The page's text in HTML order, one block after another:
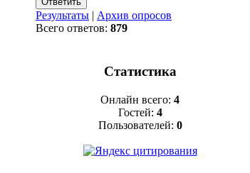
Результаты | Архив опросов
Всего ответов: 879
Статистика
Онлайн всего: 4
Гостей: 4
Пользователей: 0